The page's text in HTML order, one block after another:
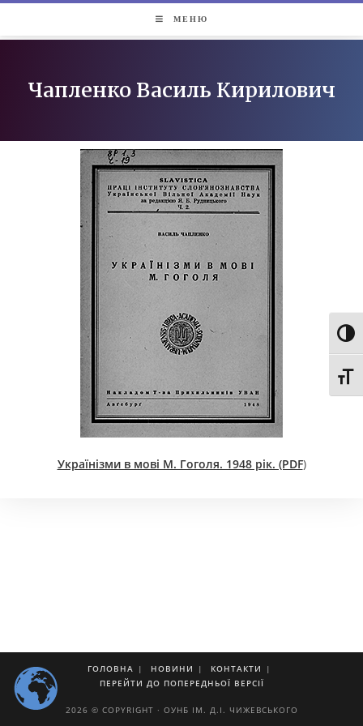
МЕНЮ
Чапленко Василь Кирилович
Українізми в мові М. Гоголя. 1948 рік. (PDF)
ГОЛОВНА НОВИНИ
КОНТАКТИ
ПЕРЕЙТИ ДО ПОПЕРЕДНЬОЇ ВЕРСІЇ
2026 © COPYRIGHT · ОУНБ ІМ. Д.І. ЧИЖЕВСЬКОГО